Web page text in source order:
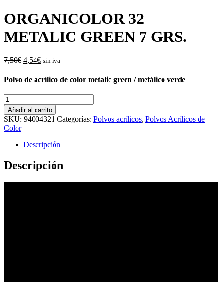
ORGANICOLOR 32
METALIC GREEN 7 GRS.
7,50€ El
original
7,50€.
4,54€El
actual
4,54€.
sin iva
Polvo de acrílico de color metalic green / metálico verde
ORGANICOLOR
32
METALIC
GREEN
7
GRS.
cantidad
Añadir al carrito
SKU: 94004321 Categorías: Polvos acrílicos, Polvos Acrílicos de
Color
Descripción
Descripción